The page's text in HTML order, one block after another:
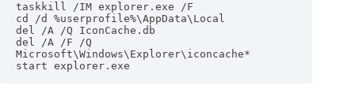
taskkill /IM explorer.exe /F
cd /d %userprofile%\AppData\Local
del /A /Q IconCache.db
del /A /F /Q
Microsoft\Windows\Explorer\iconcache*
start explorer.exe